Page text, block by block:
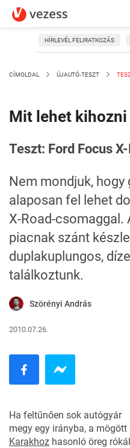
HÍRLEVÉL FELIRATKOZÁS
CÍMOLDAL ÚJAUTÓ-TESZT
Mit lehet kihozni
Teszt: Ford Focus
Nem mondjuk, hogy
alaposan fel lehet
X-Road-csomaggal.
piacnak szánt
duplakuplungos,
találkoztunk.
Szörényi András
2010.07.26.
Ha feltűnően sok autógyár
megy egy irányba, a mögött
Karakhoz hasonló öreg